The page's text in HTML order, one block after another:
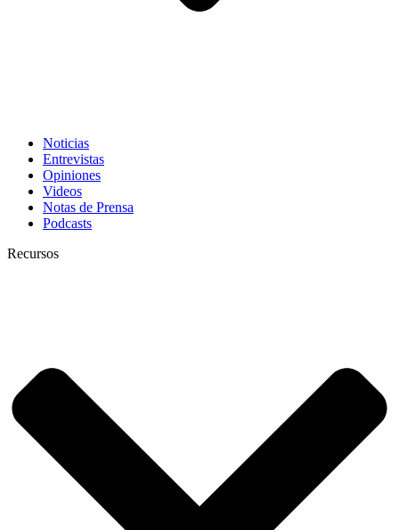
Noticias
Entrevistas
Opiniones
Videos
Notas de Prensa
Podcasts
Recursos